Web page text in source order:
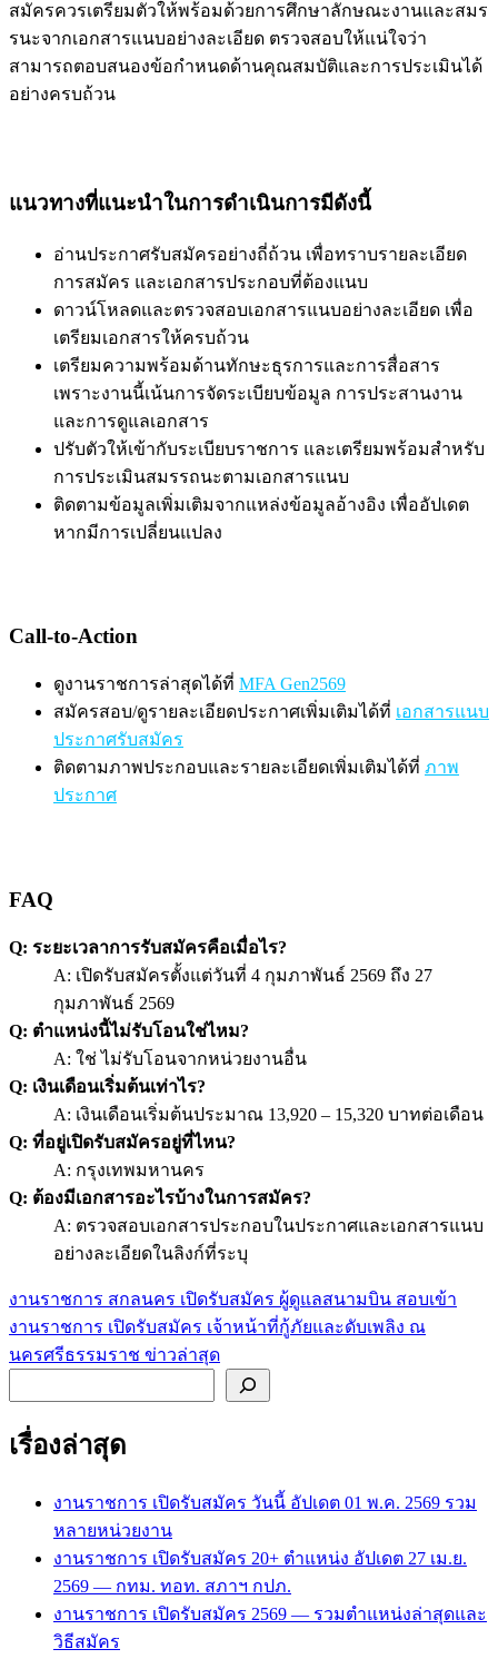
สมัครควรเตรียมตัวให้พร้อมด้วยการศึกษาลักษณะงานและสมร
รนะจากเอกสารแนบอย่างละเอียด ตรวจสอบให้แน่ใจว่า
สามารถตอบสนองข้อกำหนดด้านคุณสมบัติและการประเมินได้
อย่างครบถ้วน
แนวทางที่แนะนำในการดำเนินการมีดังนี้
อ่านประกาศรับสมัครอย่างถี่ถ้วน เพื่อทราบรายละเอียด
การสมัคร และเอกสารประกอบที่ต้องแนบ
ดาวน์โหลดและตรวจสอบเอกสารแนบอย่างละเอียด เพื่อ
เตรียมเอกสารให้ครบถ้วน
เตรียมความพร้อมด้านทักษะธุรการและการสื่อสาร
เพราะงานนี้เน้นการจัดระเบียบข้อมูล การประสานงาน
และการดูแลเอกสาร
ปรับตัวให้เข้ากับระเบียบราชการ และเตรียมพร้อมสำหรับ
การประเมินสมรรถนะตามเอกสารแนบ
ติดตามข้อมูลเพิ่มเติมจากแหล่งข้อมูลอ้างอิง เพื่ออัปเดต
หากมีการเปลี่ยนแปลง
Call-to-Action
ดูงานราชการล่าสุดได้ที่ MFA Gen2569
สมัครสอบ/ดูรายละเอียดประกาศเพิ่มเติมได้ที่ เอกสารแนบ
ประกาศรับสมัคร
ติดตามภาพประกอบและรายละเอียดเพิ่มเติมได้ที่ ภาพ
ประกาศ
FAQ
Q: ระยะเวลาการรับสมัครคือเมื่อไร?
A: เปิดรับสมัครตั้งแต่วันที่ 4 กุมภาพันธ์ 2569 ถึง 27
กุมภาพันธ์ 2569
Q: ตำแหน่งนี้ไม่รับโอนใช่ไหม?
A: ใช่ ไม่รับโอนจากหน่วยงานอื่น
Q: เงินเดือนเริ่มต้นเท่าไร?
A: เงินเดือนเริ่มต้นประมาณ 13,920 – 15,320 บาทต่อเดือน
Q: ที่อยู่เปิดรับสมัครอยู่ที่ไหน?
A: กรุงเทพมหานคร
Q: ต้องมีเอกสารอะไรบ้างในการสมัคร?
A: ตรวจสอบเอกสารประกอบในประกาศและเอกสารแนบ
อย่างละเอียดในลิงก์ที่ระบุ
แนะแนว
เรื่อง
งานราชการ สกลนคร เปิดรับสมัคร ผู้ดูแลสนามบิน สอบเข้า
งานราชการ เปิดรับสมัคร เจ้าหน้าที่กู้ภัยและดับเพลิง ณ
นครศรีธรรมราช ข่าวล่าสุด
เรื่องล่าสุด
งานราชการ เปิดรับสมัคร วันนี้ อัปเดต 01 พ.ค. 2569 รวม
หลายหน่วยงาน
งานราชการ เปิดรับสมัคร 20+ ตำแหน่ง อัปเดต 27 เม.ย.
2569 — กทม. ทอท. สภาฯ กปภ.
งานราชการ เปิดรับสมัคร 2569 — รวมตำแหน่งล่าสุดและ
วิธีสมัคร